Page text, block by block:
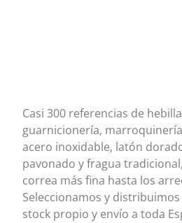
Casi 300 referencias de
guarnicionería,
acero inoxidable, latón
pavonado y fragua
correa más fina hasta los
Seleccionamos y distribuimos
stock propio y envío a toda